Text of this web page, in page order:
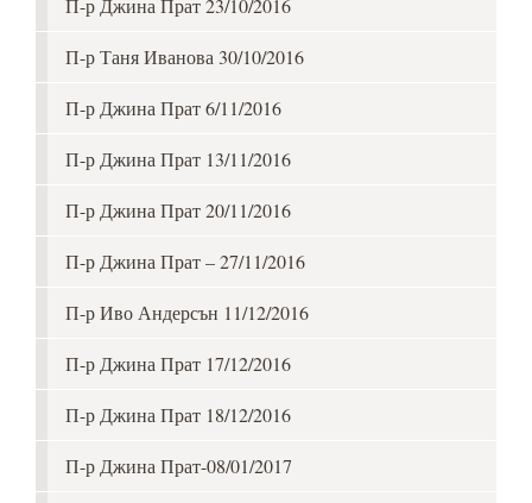
П-р Джина Прат 23/10/2016
П-р Таня Иванова 30/10/2016
П-р Джина Прат 6/11/2016
П-р Джина Прат 13/11/2016
П-р Джина Прат 20/11/2016
П-р Джина Прат – 27/11/2016
П-р Иво Андерсън 11/12/2016
П-р Джина Прат 17/12/2016
П-р Джина Прат 18/12/2016
П-р Джина Прат-08/01/2017